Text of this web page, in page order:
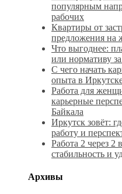
популярным
рабочих
Квартиры от
предложения на
Что выгоднее:
или нормативу
С чего начать
опыта в
Работа для
карьерные
Байкала
Иркутск зовёт:
работу и
Работа 2 через 2
стабильность и
Архивы